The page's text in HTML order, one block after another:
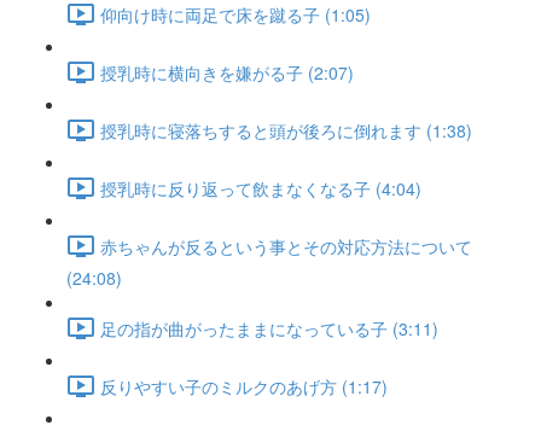
仰向け時に両足で床を蹴る子 (1:05)
授乳時に横向きを嫌がる子 (2:07)
授乳時に寝落ちすると頭が後ろに倒れます (1:38)
授乳時に反り返って飲まなくなる子 (4:04)
赤ちゃんが反るという事とその対応方法について
(24:08)
足の指が曲がったままになっている子 (3:11)
反りやすい子のミルクのあげ方 (1:17)